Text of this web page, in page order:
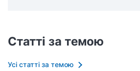
Статті за темою
Усі статті за темою